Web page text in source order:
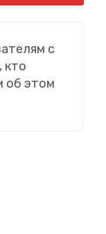
с
кто
об этом